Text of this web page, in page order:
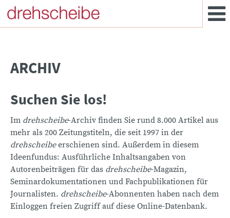
ARCHIV
Suchen Sie los!
Im drehscheibe-Archiv finden Sie rund 8.000 Artikel aus
mehr als 200 Zeitungstiteln, die seit 1997 in der
drehscheibeerschienen sind. Außerdem in diesem
Ideenfundus: Ausführliche Inhaltsangaben von
Autorenbeiträgen für das drehscheibe-Magazin,
Seminardokumentationen und Fachpublikationen für
Journalisten. drehscheibe-Abonnenten haben nach dem
Einloggen freien Zugriff auf diese Online-Datenbank.